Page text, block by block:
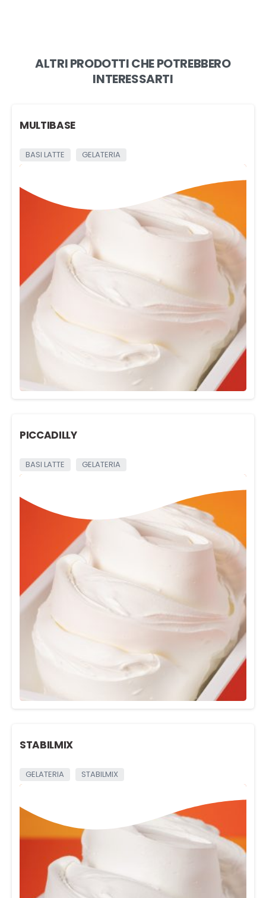
ALTRI PRODOTTI CHE POTREBBERO
INTERESSARTI
MULTIBASE
BASI LATTE GELATERIA
PICCADILLY
BASI LATTE GELATERIA
STABILMIX
GELATERIA STABILMIX